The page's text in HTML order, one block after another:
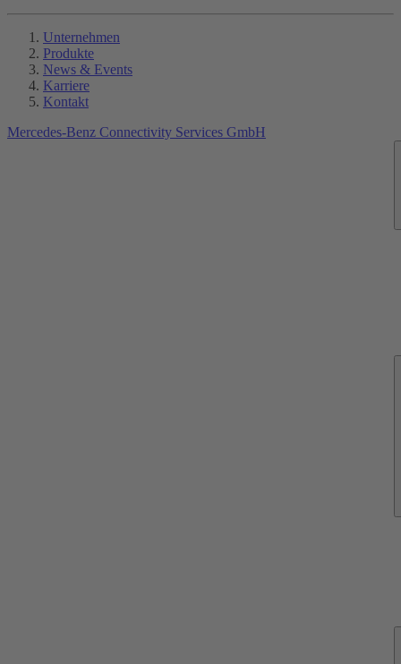
Unternehmen
Produkte
News & Events
Karriere
Kontakt
Mercedes-Benz Connectivity Services GmbH